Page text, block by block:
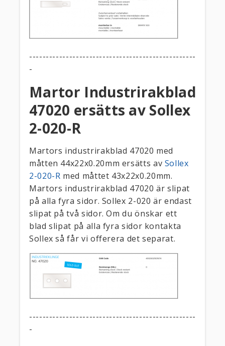
--------------------------------------------------
-
Martor Industrirakblad
47020 ersätts av Sollex
2-020-R
Martors industrirakblad 47020 med
måtten 44x22x0.20mm ersätts av Sollex
2-020-R med måttet 43x22x0.20mm.
Martors industrirakblad 47020 är slipat
på alla fyra sidor. Sollex 2-020 är endast
slipat på två sidor. Om du önskar ett
blad slipat på alla fyra sidor kontakta
Sollex så får vi offerera det separat.
--------------------------------------------------
-